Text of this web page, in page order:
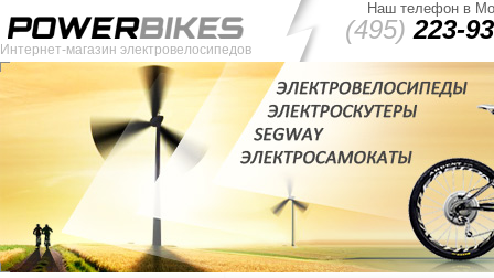
Интернет-магазин электровелосипедов
Наш телефон в
(495) 223-